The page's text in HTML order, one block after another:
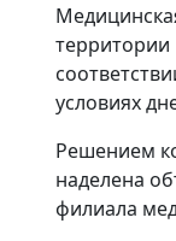
условиях
Решением
наделена
филиала